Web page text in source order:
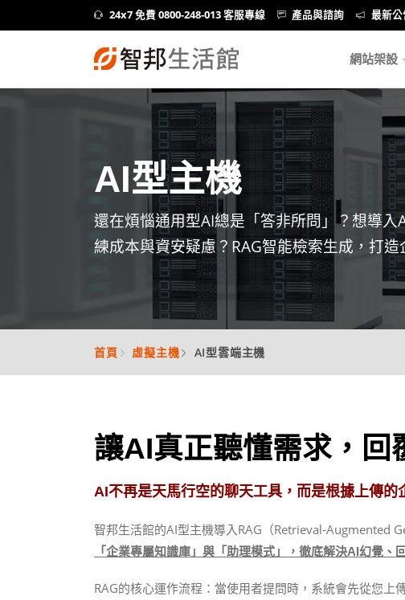
24x7 免費 0800-248-013 客服專線 產品與諮詢 最新
網站架設
AI型主機
還在煩惱通用型AI總是「答非所問」？想導入
練成本與資安疑慮？RAG智能檢索生成，打
首頁 虛擬主機 AI型雲端主機
讓AI真正聽懂需求，回
AI不再是天馬行空的聊天工具，而是根據上傳的
智邦生活館的AI型主機導入RAG（Retrieval-Augmented
「企業專屬知識庫」與「助理模式」，徹底解決AI幻覺、
RAG的核心運作流程：當使用者提問時，系統會先從您